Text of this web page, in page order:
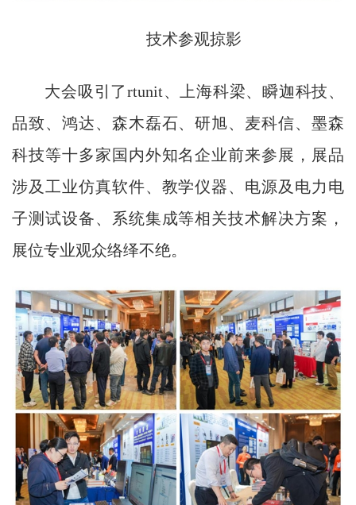
技术参观掠影
大会吸引了rtunit、上海科梁、瞬迦科技、
品致、鸿达、森木磊石、研旭、麦科信、墨森
科技等十多家国内外知名企业前来参展，展品
涉及工业仿真软件、教学仪器、电源及电力电
子测试设备、系统集成等相关技术解决方案，
展位专业观众络绎不绝。